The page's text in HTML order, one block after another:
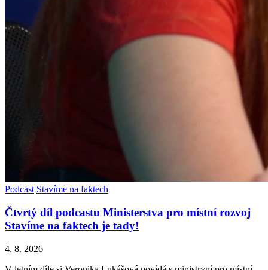
Podcast Stavíme na faktech
Čtvrtý díl podcastu Ministerstva pro místní rozvoj
Stavíme na faktech je tady!
4. 8. 2026